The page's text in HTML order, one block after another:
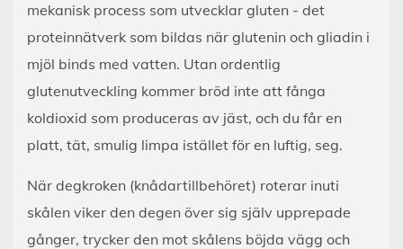
mekanisk process som utvecklar gluten - det
proteinnätverk som bildas när glutenin och gliadin i
mjöl binds med vatten. Utan ordentlig
glutenutveckling kommer bröd inte att fånga
koldioxid som produceras av jäst, och du får en
platt, tät, smulig limpa istället för en luftig, seg.
När degkroken (knådartillbehöret) roterar inuti
skålen viker den degen över sig själv upprepade
gånger, trycker den mot skålens böjda vägg och